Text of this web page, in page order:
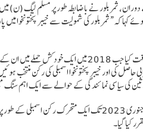
ثمر بلور نے باضابطہ طور پر مسلم لیگ (ن)
کہ “ثمر بلور کی شمولیت سے خیبر پختونخوا میں
ثمر بلور نے اپنی سیاسی زندگی کا آغاز اس وقت کیا جب
حاصل کی اور خیبر پختونخوا اسمبلی کی رکن منتخب
کیا گیا۔